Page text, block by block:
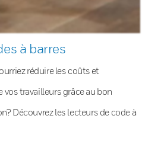
à barres
réduire les coûts et
vos travailleurs grâce au bon
Découvrez les lecteurs de code à